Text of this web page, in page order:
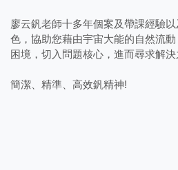
廖云釩老師十多年個案及帶課經驗
色，協助您藉由宇宙大能的自然流
困境，切入問題核心，進而尋求解
簡潔、精準、高效釩精神!